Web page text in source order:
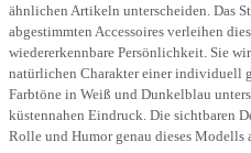
ähnlichen Artikeln unterscheiden. Das
abgestimmten Accessoires verleihen
wiedererkennbare Persönlichkeit. Sie
natürlichen Charakter einer individuell
Farbtöne in Weiß und Dunkelblau
küstennahen Eindruck. Die sichtbaren
Rolle und Humor genau dieses Modells